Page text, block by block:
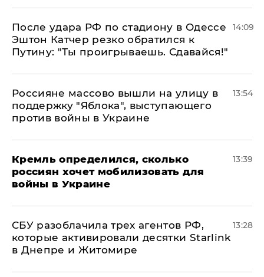
После удара РФ по стадиону в Одессе
Эштон Катчер резко обратился к
Путину: "Ты проигрываешь. Сдавайся!"
14:09
Россияне массово вышли на улицу в
поддержку "Яблока", выступающего
против войны в Украине
13:54
Кремль определился, сколько
россиян хочет мобилизовать для
войны в Украине
13:39
СБУ разоблачила трех агентов РФ,
которые активировали десятки Starlink
в Днепре и Житомире
13:28